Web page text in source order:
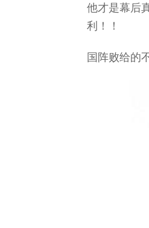
他才是幕后
利！！
国阵败给的